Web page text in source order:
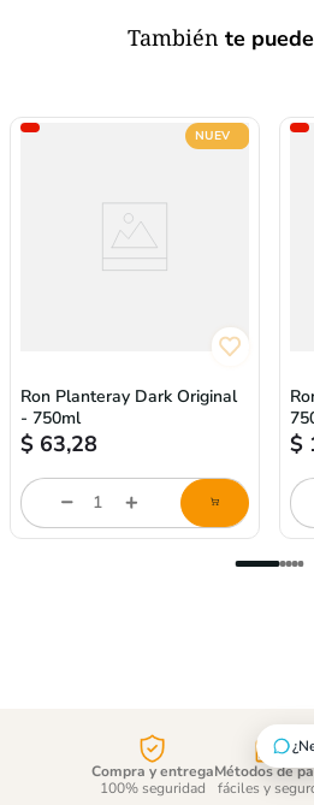
También te
NUEVO
Ron Planteray Dark Original
- 750ml
$ 63,28
Cantidad
producto
$
Compra y entrega
100% seguridad
Métodos de
fáciles y